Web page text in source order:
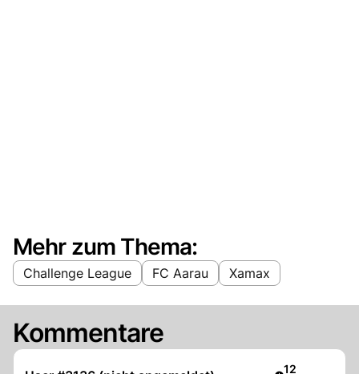
Mehr zum Thema:
Challenge League FC Aarau Xamax
Kommentare
Artikel
12